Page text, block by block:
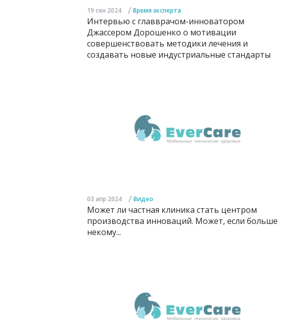
19 сен 2024 / Время эксперта
Интервью с главврачом-инноватором
Джассером Дорошенко о мотивации
совершенствовать методики лечения и
создавать новые индустриальные стандарты
03 апр 2024 / Видео
Может ли частная клиника стать центром
производства инноваций. Может, если больше
некому...